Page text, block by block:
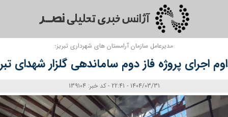
مدیرعامل سازمان آرامستان های شهرداری تبریز؛
اجرای پروژه فاز دوم ساماندهی گلزار شهدای
1404/03/31 - 22:41 - کد خبر: 139104